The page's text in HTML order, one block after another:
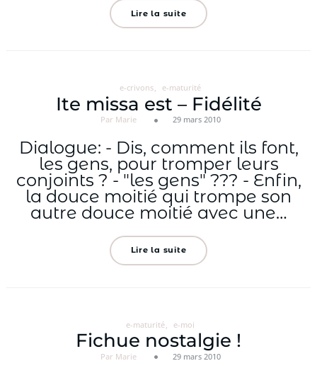
Lire la suite
e-crivons e-maturité
Ite missa est – Fidélité
Par Marie 29 mars 2010
Dialogue: - Dis, comment ils font,
les gens, pour tromper leurs
conjoints ? - "les gens" ??? - Enfin,
la douce moitié qui trompe son
autre douce moitié avec une…
Lire la suite
e-maturité e-moi
Fichue nostalgie !
Par Marie 29 mars 2010